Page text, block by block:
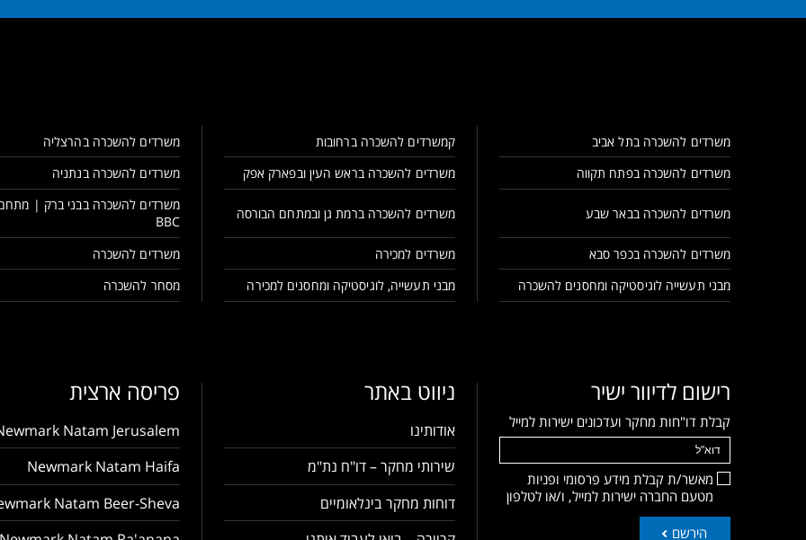
משרדים להשכרה בתל אביב קמשרדים להשכרה ברחובות משרדים להשכרה בהרצליה
משרדים להשכרה בפתח תקווה
משרדים להשכרה בראש העין ובפארק אפק משרדים להשכרה בנתניה
משרדים להשכרה בבאר שבע משרדים להשכרה ברמת גן ובמתחם הבורסה
משרדים להשכרה בבני ברק |
BBC
משרדים להשכרה בכפר סבא משרדים למכירה משרדים להשכרה
מבני תעשייה לוגיסטיקה ומחסנים להשכרה
מבני תעשייה, לוגיסטיקה ומחסנים למכירה מסחר להשכרה
רישום לדיוור ישיר
קבלת דו"חות מחקר ועדכונים ישירות למייל
מאשר/ת קבלת מידע פרסומי ופניות
מטעם החברה ישירות למייל, ו/או לטלפון
הירשם
ניווט באתר
אודותינו
שירותי מחקר – דו"ח נת"מ
דוחות מחקר בינלאומיים
פריסה ארצית
Natam Jerusalem
Newmark Natam Haifa
Natam Beer-Sheva